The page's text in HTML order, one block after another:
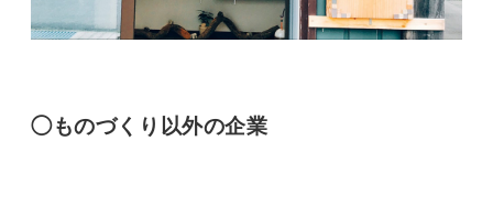
◯ものづくり以外の企業